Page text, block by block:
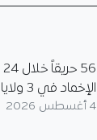
الإخماد في 3 ولايات
4 أغسطس 2026